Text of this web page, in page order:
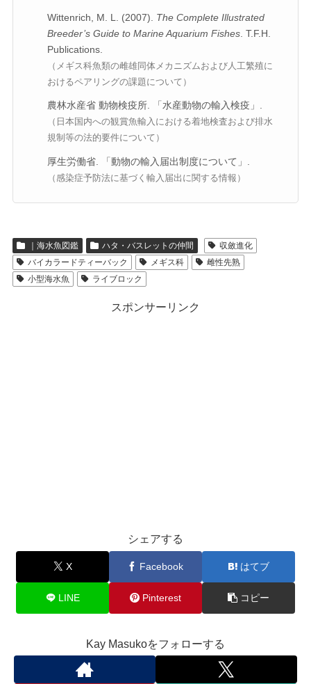
Wittenrich, M. L. (2007). The Complete Illustrated
Breeder’s Guide to Marine Aquarium Fishes. T.F.H.
Publications.
（メギス科魚類の雌雄同体メカニズムおよび人工繁殖に
おけるペアリングの課題について）
農林水産省 動物検疫所. 「水産動物の輸入検疫」.
（日本国内への観賞魚輸入における着地検査および排水
規制等の法的要件について）
厚生労働省. 「動物の輸入届出制度について」.
（感染症予防法に基づく輸入届出に関する情報）
｜海水魚図鑑 ハタ・バスレットの仲間
収斂進化
バイカラードティーバック
メギス科
雌性先熟
小型海水魚
ライブロック
スポンサーリンク
シェアする
X Facebook はてブ
LINE Pinterest コピー
Kay Masukoをフォローする